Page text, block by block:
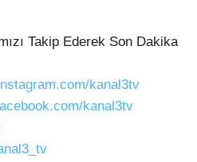
Takip Ederek Son Dakika
kanal3tv
kanal3tv